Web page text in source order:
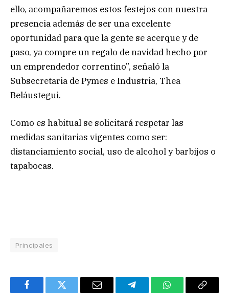
ello, acompañaremos estos festejos con nuestra
presencia además de ser una excelente
oportunidad para que la gente se acerque y de
paso, ya compre un regalo de navidad hecho por
un emprendedor correntino”, señaló la
Subsecretaria de Pymes e Industria, Thea
Beláustegui.
Como es habitual se solicitará respetar las
medidas sanitarias vigentes como ser:
distanciamiento social, uso de alcohol y barbijos o
tapabocas.
Principales
FacebookTwitter Email TelegramWhatsAppCopy